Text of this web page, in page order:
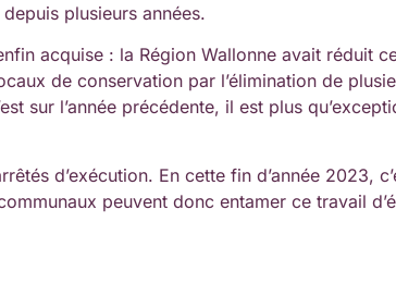
plusieurs années.
acquise : la Région Wallonne avait réduit
de conservation par l’élimination de
sur l’année précédente, il est plus
d’exécution. En cette fin d’année 2023,
peuvent donc entamer ce travail